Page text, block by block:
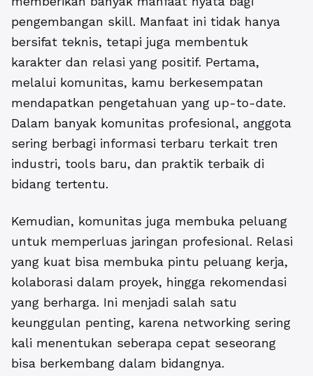
pengembangan skill. Manfaat ini tidak hanya
bersifat teknis, tetapi juga membentuk
karakter dan relasi yang positif. Pertama,
melalui komunitas, kamu berkesempatan
mendapatkan pengetahuan yang up-to-date.
Dalam banyak komunitas profesional, anggota
sering berbagi informasi terbaru terkait tren
industri, tools baru, dan praktik terbaik di
bidang tertentu.
Kemudian, komunitas juga membuka peluang
untuk memperluas jaringan profesional. Relasi
yang kuat bisa membuka pintu peluang kerja,
kolaborasi dalam proyek, hingga rekomendasi
yang berharga. Ini menjadi salah satu
keunggulan penting, karena networking sering
kali menentukan seberapa cepat seseorang
bisa berkembang dalam bidangnya.